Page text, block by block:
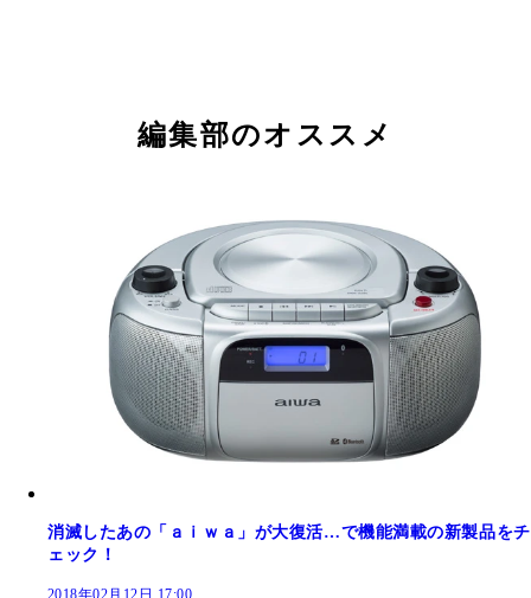
編集部のオススメ
消滅したあの「ａｉｗａ」が大復活…で機能満載の新製品をチ
ェック！
2018年02月12日 17:00